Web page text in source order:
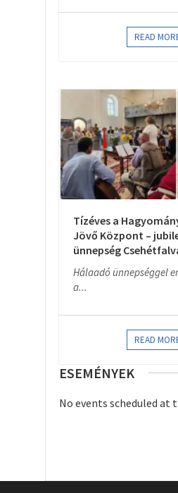
READ
Tízéves a
Jövő Központ –
ünnepség
Hálaadó ünnepséggel
a...
READ
ESEMÉNYEK
No events scheduled at